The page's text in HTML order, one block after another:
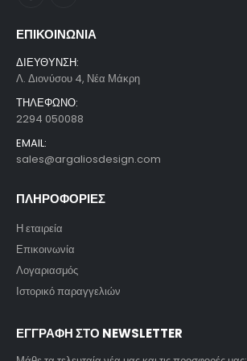
ΕΠΙΚΟΙΝΩΝΙΑ
ΔΙΕΥΘΥΝΣΗ:
Λ. Διονύσου 4, Νέα Μάκρη
ΤΗΛΕΦΩΝΟ:
2294 050088
EMAIL:
sales@argaliosdesign.com
ΠΛΗΡΟΦΟΡΙΕΣ
Η εταιρεία
Επικοινωνία
Λογαριασμός
Ιστορικό παραγγελιών
ΕΓΓΡΑΦΗ ΣΤΟ NEWSLETTER